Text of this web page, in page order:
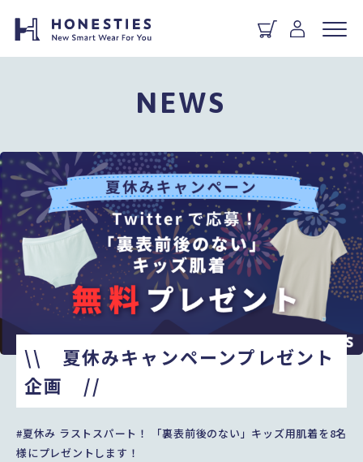
NEWS
\\ 夏休みキャンペーンプレゼント
企画 //
#夏休み ラストスパート！ 「裏表前後のない」キッズ用肌着を8名
様にプレゼントします！